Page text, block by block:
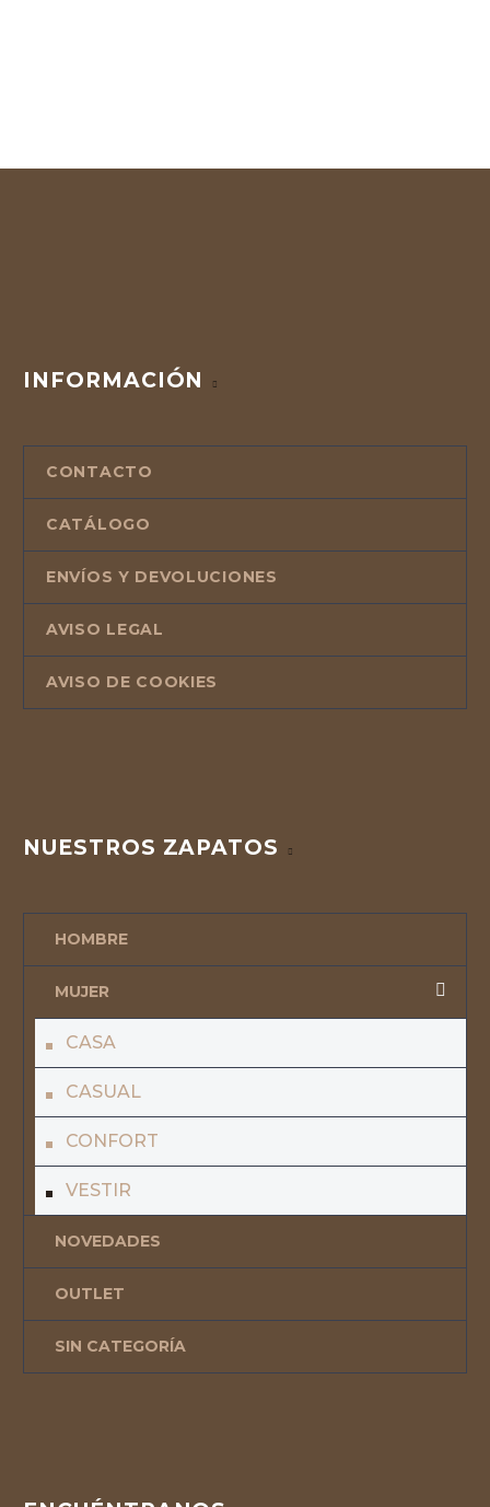
INFORMACIÓN
CONTACTO
CATÁLOGO
ENVÍOS Y DEVOLUCIONES
AVISO LEGAL
AVISO DE COOKIES
NUESTROS ZAPATOS
HOMBRE
MUJER
CASA
CASUAL
CONFORT
VESTIR
NOVEDADES
OUTLET
SIN CATEGORÍA